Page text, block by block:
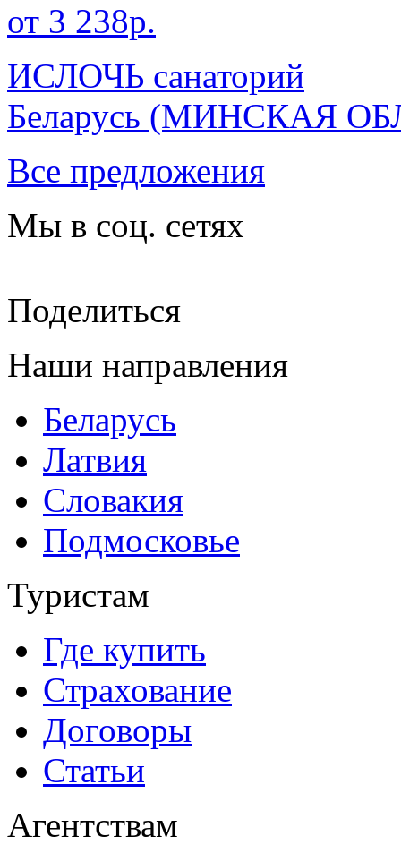
от 3 238р.
ИСЛОЧЬ санаторий
Беларусь (МИНСКАЯ
Все предложения
Мы в соц. сетях
Поделиться
Наши направления
Беларусь
Латвия
Словакия
Подмосковье
Туристам
Где купить
Страхование
Договоры
Статьи
Агентствам